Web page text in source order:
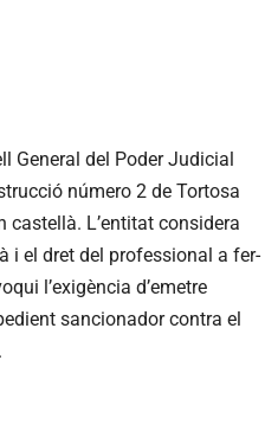
General del Poder Judicial
número 2 de Tortosa
castellà. L’entitat considera
i el dret del professional a fer-
l’exigència d’emetre
sancionador contra el